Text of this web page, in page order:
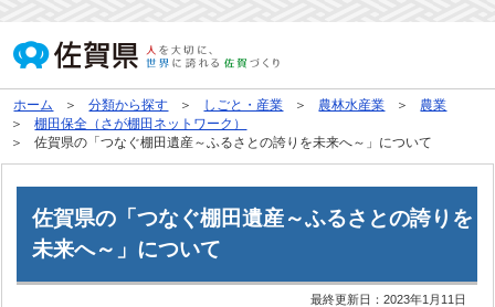
ホーム 分類から探す しごと・産業 農林水産業
農業
棚田保全（さが棚田ネットワーク）
佐賀県の「つなぐ棚田遺産～ふるさとの誇りを未来へ～」について
佐賀県の「つなぐ棚田遺産～ふるさとの誇りを
未来へ～」について
最終更新日：2023年1月11日